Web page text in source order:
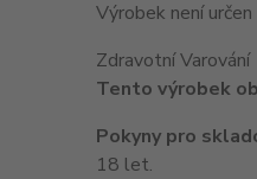
Výrobek není
Zdravotní Varování
Tento výrobek
Pokyny pro
18 let.